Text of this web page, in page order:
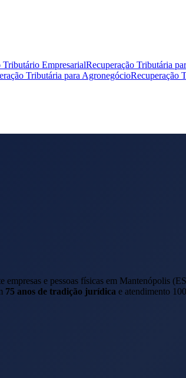
EmpresarialRecuperação Tributária
Tributária para AgronegócioRecuperação
empresas e pessoas físicas em Mantenópolis (ES
75 anos de tradição jurídica e atendimento